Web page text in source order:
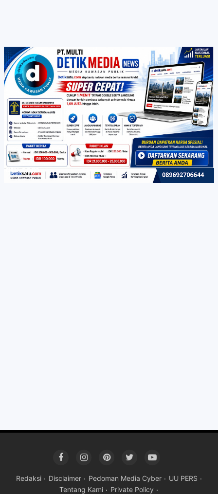
Redaksi Disclaimer Pedoman Media Cyber
UU PERS
Tentang Kami
Private Policy